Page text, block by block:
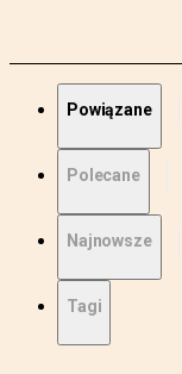
Powiązane
Polecane
Najnowsze
Tagi